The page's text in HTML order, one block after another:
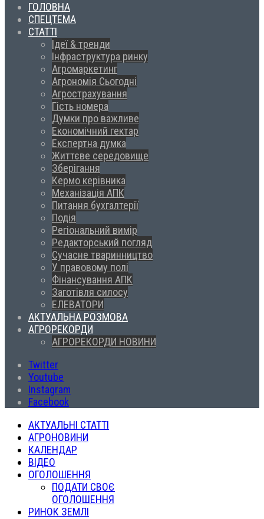
ГОЛОВНА
СПЕЦТЕМА
СТАТТІ
Ідеї & тренди
Інфраструктура ринку
Агромаркетинг
Агрономія Сьогодні
Агрострахування
Гість номера
Думки про важливе
Економічний гектар
Експертна думка
Життєве середовище
Зберігання
Кермо керівника
Механізація АПК
Питання бухгалтерії
Подія
Регіональний вимір
Редакторський погляд
Сучасне тваринництво
У правовому полі
Фінансування АПК
Заготівля силосу
ЕЛЕВАТОРИ
АКТУАЛЬНА РОЗМОВА
АГРОРЕКОРДИ
АГРОРЕКОРДИ НОВИНИ
Twitter
Youtube
Instagram
Facebook
АКТУАЛЬНІ СТАТТІ
АГРОНОВИНИ
КАЛЕНДАР
ВІДЕО
ОГОЛОШЕННЯ
ПОДАТИ СВОЄ
ОГОЛОШЕННЯ
РИНОК ЗЕМЛІ